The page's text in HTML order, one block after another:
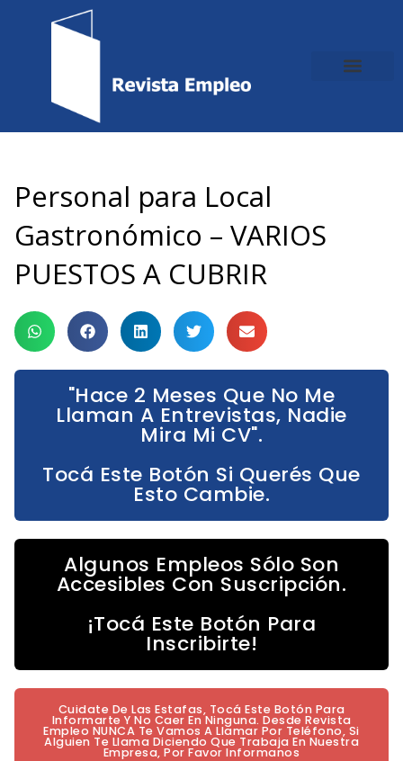
Personal para Local
Gastronómico – VARIOS
PUESTOS A CUBRIR
"Hace 2 Meses Que No Me
Llaman A Entrevistas, Nadie
Mira Mi CV".
Tocá Este Botón Si Querés Que
Esto Cambie.
Algunos Empleos Sólo Son
Accesibles Con Suscripción.
¡Tocá Este Botón Para
Inscribirte!
Cuidate De Las Estafas, Tocá Este Botón Para
Informarte Y No Caer En Ninguna. Desde Revista
Empleo NUNCA Te Vamos A Llamar Por Teléfono, Si
Alguien Te Llama Diciendo Que Trabaja En Nuestra
Empresa, Por Favor Informanos